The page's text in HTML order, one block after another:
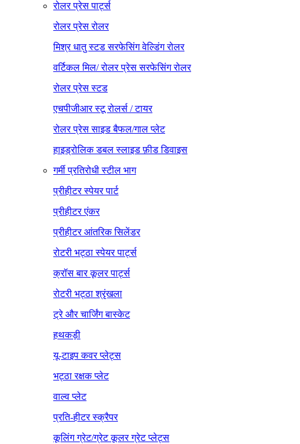
रोलर प्रेस पार्ट्स
रोलर प्रेस रोलर
मिश्र धातु स्टड सरफेसिंग वेल्डिंग रोलर
वर्टिकल मिल/ रोलर प्रेस सरफेसिंग रोलर
रोलर प्रेस स्टड
एचपीजीआर स्टू रोलर्स / टायर
रोलर प्रेस साइड बैफल/गाल प्लेट
हाइड्रोलिक डबल स्लाइड फ़ीड डिवाइस
गर्मी प्रतिरोधी स्टील भाग
प्रीहीटर स्पेयर पार्ट
प्रीहीटर एंकर
प्रीहीटर आंतरिक सिलेंडर
रोटरी भट्ठा स्पेयर पार्ट्स
क्रॉस बार कूलर पार्ट्स
रोटरी भट्ठा श्रृंखला
ट्रे और चार्जिंग बास्केट
हथकड़ी
यू-टाइप कवर प्लेट्स
भट्ठा रक्षक प्लेट
वाल्व प्लेट
प्रति-हीटर स्क्रैपर
कूलिंग ग्रेट/ग्रेट कूलर ग्रेट प्लेट्स